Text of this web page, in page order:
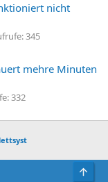
nicht
345
mehre Minuten
332